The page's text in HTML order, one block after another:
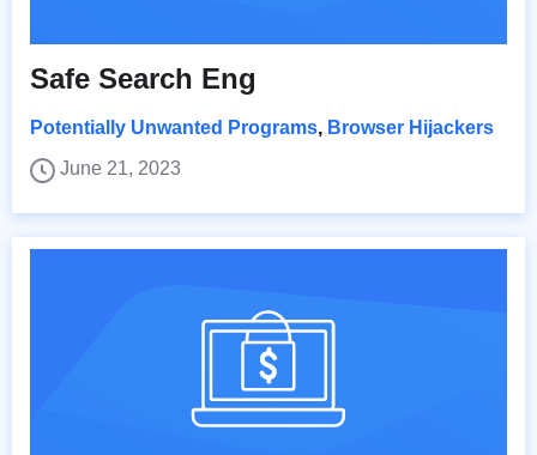
Safe Search Eng
Potentially Unwanted Programs, Browser Hijackers
June 21, 2023